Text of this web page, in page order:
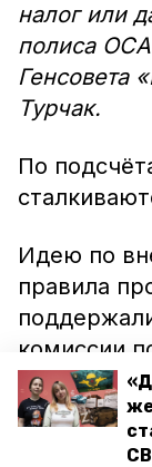
налог или
полиса
Генсовета
Турчак.
По
Идею по
правила
комиссии